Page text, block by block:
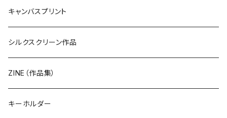
キャンバスプリント
シルクスクリーン作品
ZINE（作品集）
キーホルダー